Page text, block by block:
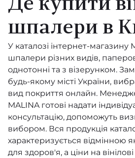
Marquee Stripes
Martyn Lawrence
Selection of
Seville
Spotlight 2
Shinrin Yoku
The Contemporary
Де купити
шпалери в
У каталозі інтернет-магазину
шпалери різних видів,
однотонні та з візерунком.
будь-якому місті України,
вид покриття онлайн.
MALINA готові надати
консультацію, допоможуть
вибором. Вся продукція
характеризується відмінною
для здоров'я, а ціни на